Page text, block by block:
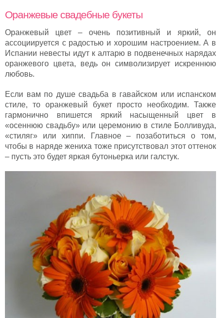
Оранжевые свадебные букеты
Оранжевый цвет – очень позитивный и яркий, он
ассоциируется с радостью и хорошим настроением. А в
Испании невесты идут к алтарю в подвенечных нарядах
оранжевого цвета, ведь он символизирует искреннюю
любовь.
Если вам по душе свадьба в гавайском или испанском
стиле, то оранжевый букет просто необходим. Также
гармонично впишется яркий насыщенный цвет в
«осеннюю свадьбу» или церемонию в стиле Болливуда,
«стиляг» или хиппи. Главное – позаботиться о том,
чтобы в наряде жениха тоже присутствовал этот оттенок
– пусть это будет яркая бутоньерка или галстук.